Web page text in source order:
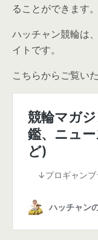
ることができます。
ハッチャン競輪は
イトです。
こちらからご覧い